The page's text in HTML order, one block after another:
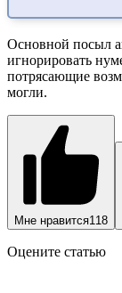
Основной посыл
игнорировать
потрясающие
могли.
Мне нравится118
Оцените статью